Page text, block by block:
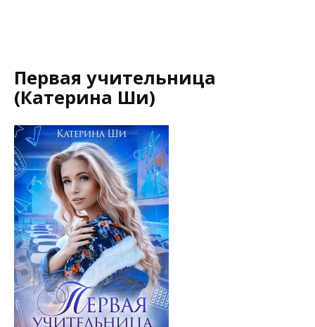
Первая учительница
(Катерина Ши)